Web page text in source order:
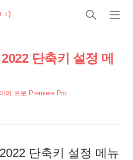
:)
검
메
단축키 설정 메
어 프로 Premiere Pro
단축키 설정 메뉴